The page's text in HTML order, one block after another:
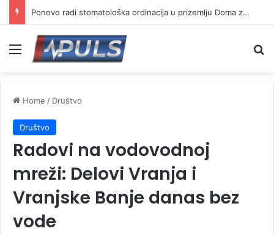
Ponovo radi stomatološka ordinacija u prizemlju Doma zdravlja u Vranju ( VIDEO)
Menu
Home / Društvo
Društvo
Radovi na vodovodnoj
mreži: Delovi Vranja i
Vranjske Banje danas bez
vode